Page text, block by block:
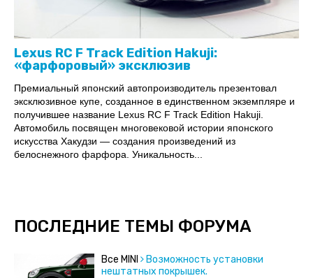
Lexus RC F Track Edition Hakuji:
«фарфоровый» эксклюзив
Премиальный японский автопроизводитель презентовал
эксклюзивное купе, созданное в единственном экземпляре и
получившее название Lexus RC F Track Edition Hakuji.
Автомобиль посвящен многовековой истории японского
искусства Хакудзи — создания произведений из
белоснежного фарфора. Уникальность...
ПОСЛЕДНИЕ ТЕМЫ ФОРУМА
Все MINI
Возможность установки
нештатных покрышек.